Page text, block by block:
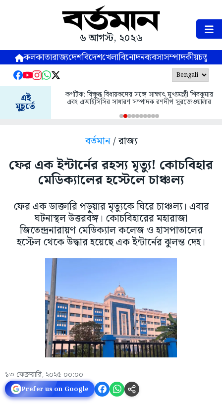
৬ আগস্ট, ২০২৬
কলকাতারাজ্যদেশবিদেশখেলাবিনোদনব্যবসাসম্পাদকীয়
এই
মুহূর্তে
কর্ণাটক: বিক্ষুব্ধ বিধায়কদের সঙ্গে সাক্ষাৎ মুখ্যমন্ত্রী শিবকুমার
এবং এআইসিসির সাধারণ সম্পাদক রণদীপ সুরজেওয়ালার
বর্তমান/ রাজ্য
ফের এক ইন্টার্নের রহস্য মৃত্যু! কোচবিহার
মেডিক্যালের হস্টেলে চাঞ্চল্য
ফের এক ডাক্তারি পড়ুয়ার মৃত্যুকে ঘিরে চাঞ্চল্য। এবার
ঘটনাস্থল উত্তরবঙ্গ। কোচবিহারের মহারাজা
জিতেন্দ্রনারায়ণ মেডিক্যাল কলেজ ও হাসপাতালের
হস্টেল থেকে উদ্ধার হয়েছে এক ইন্টার্নের ঝুলন্ত দেহ।
১৩ ফেব্রুয়ারি, ২০২৫ ০০:০০
Prefer us on Google